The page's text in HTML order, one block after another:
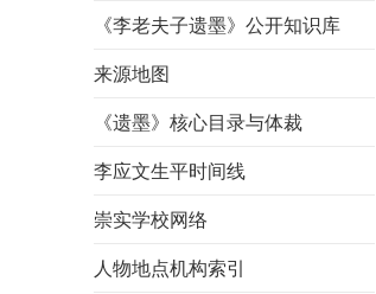
《李老夫子遗墨》公开知识库
来源地图
《遗墨》核心目录与体裁
李应文生平时间线
崇实学校网络
人物地点机构索引